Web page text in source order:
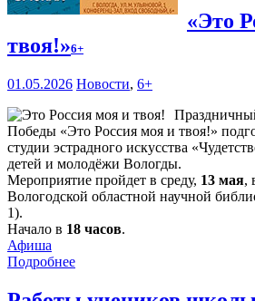
«Это
твоя!»6+
01.05.2026 Новости, 6+
Победы «Это Россия моя и твоя!»
студии эстрадного искусства
детей и молодёжи Вологды.
Мероприятие пройдет в среду, 13 мая,
Вологодской областной научной
1).
Начало в 18 часов.
Афиша
Подробнее